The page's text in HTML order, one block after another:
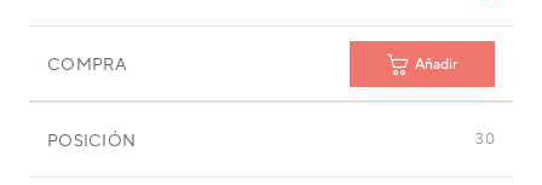
COMPRA Añadir
POSICIÓN 30